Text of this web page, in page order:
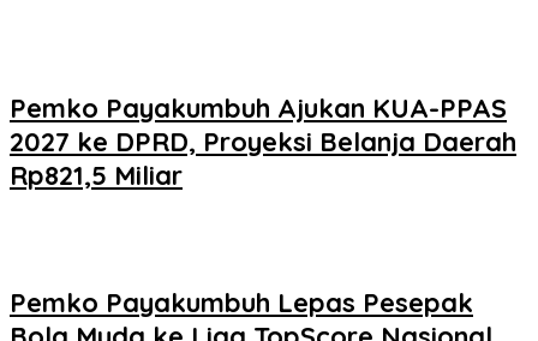
Pemko Payakumbuh Ajukan KUA-PPAS
2027 ke DPRD, Proyeksi Belanja Daerah
Rp821,5 Miliar
Pemko Payakumbuh Lepas Pesepak